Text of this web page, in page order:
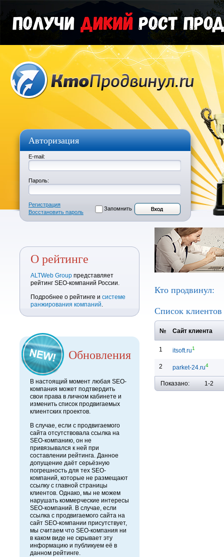
Авторизация
E-mail:
Пароль:
Регистрация
Восстановить пароль
Запомнить
О рейтинге
ALTWeb Group представляет
рейтинг SEO-компаний России.
Подробнее о рейтинге и системе
ранжирования компаний.
Обновления
В настоящий момент любая SEO-
компания может подтвердить
свои права в личном кабинете и
изменить список продвигаемых
клиентских проектов.
В случае, если с продвигаемого
сайта отсутствовала ссылка на
SEO-компанию, он не
привязывался к ней при
составлении рейтинга. Данное
допущение даёт серьёзную
погрешность для тех SEO-
компаний, которые не размещают
ссылку с главной страницы
клиентов. Однако, мы не можем
нарушать коммерческие интересы
SEO-компаний. В случае, если
ссылка с продвигаемого сайта на
сайт SEO-компании присутствует,
мы считаем что SEO-компания ни
в каком виде не скрывает эту
информацию и публикуем её в
данном рейтинге.
Кто продвинул:
Список
№ Сайт клиента
1 itsoft.ru1
2 parket-24.ru4
Показано: 1-2